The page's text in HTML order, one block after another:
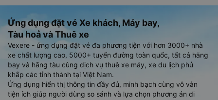
Ứng dụng đặt vé Xe khách, Máy bay,
Tàu hoả và Thuê xe
Vexere - ứng dụng đặt vé đa phương tiện với hơn 3000+ nhà
xe chất lượng cao, 5000+ tuyến đường toàn quốc, tất cả hãng
bay và hãng tàu cùng dịch vụ thuê xe máy, xe du lịch phủ
khắp các tỉnh thành tại Việt Nam.
Ứng dụng hiển thị thông tin đầy đủ, minh bạch cùng vô vàn
tiện ích giúp người dùng so sánh và lựa chọn phương án di